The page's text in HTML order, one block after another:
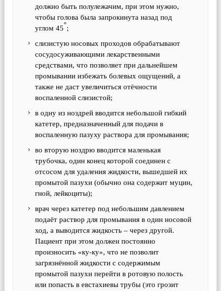
должно быть полулежачим, при этом нужно,
чтобы голова была запрокинута назад под
углом 45°;
слизистую носовых проходов обрабатывают
сосудосуживающими лекарственными
средствами, что позволяет при дальнейшем
промывании избежать болевых ощущений, а
также не даст увеличиться отёчности
воспаленной слизистой;
в одну из ноздрей вводится небольшой гибкий
катетер, предназначенный для подачи в
воспаленную пазуху раствора для промывания;
во вторую ноздрю вводится маленькая
трубочка, один конец которой соединен с
отсосом для удаления жидкости, вышедшей их
промытой пазухи (обычно она содержит муцин,
гной, лейкоциты);
врач через катетер под небольшим давлением
подаёт раствор для промывания в один носовой
ход, а выводится жидкость – через другой.
Пациент при этом должен постоянно
произносить «ку-ку», что не позволит
загрязнённой жидкости с содержимым
промытой пазухи перейти в ротовую полость
или попасть в евстахиевы трубы (это грозит